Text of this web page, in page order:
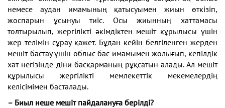
немесе аудан имамының қатысуымен жиын өткізіп,
жоспарын ұсынуы тиіс. Осы жиынның хаттамасы
толтырылып, жергілікті әкімдіктен мешіт құрылысы үшін
жер телімін сұрау қажет. Бұдан кейін белгіленген жерден
мешіт бастау үшін облыс бас имамымен жолығып, кепілдік
хат негізінде діни басқарманың рұқсатын алады. Ал мешіт
құрылысы жергілікті мемлекеттік мекемелердің
келісімімен басталады.
– Биыл неше мешіт пайдалануға берілді?